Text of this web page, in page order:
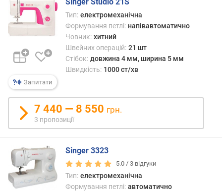
т
с
т
о
к
(
ш
т
)
к
і
л
ь
Запитати
Тип: електромеханічна
Формування петлі: напівавтоматично
Човник: хитний
Швейних операцій: 21 шт
Стібок: довжина 4 мм, ширина 5 мм
Швидкість: 1000 ст/хв
7 440 — 8 550 грн.
3 пропозиції
Singer 3323
5.0 /3 відгуки
Тип: електромеханічна
Формування петлі: автоматично